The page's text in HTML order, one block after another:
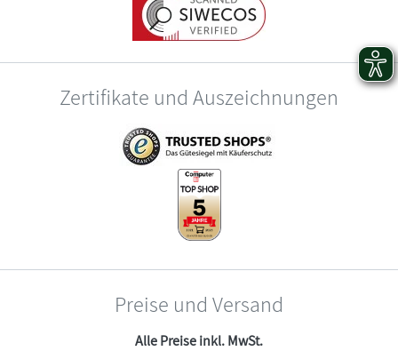
Zertifikate und Auszeichnungen
Preise und Versand
Alle Preise inkl. MwSt.